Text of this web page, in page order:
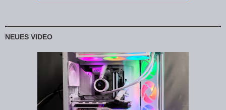
NEUES VIDEO